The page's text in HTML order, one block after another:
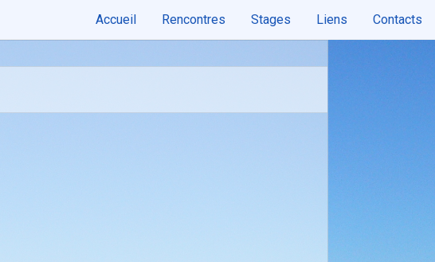
Accueil Rencontres Stages Liens Contacts